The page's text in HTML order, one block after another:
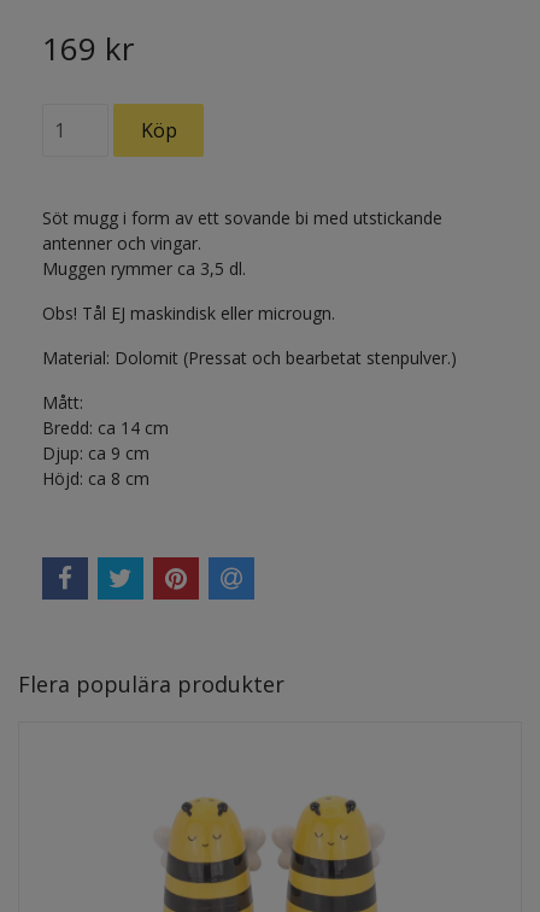
169 kr
Söt mugg i form av ett sovande bi med utstickande
antenner och vingar.
Muggen rymmer ca 3,5 dl.
Obs! Tål EJ maskindisk eller microugn.
Material: Dolomit (Pressat och bearbetat stenpulver.)
Mått:
Bredd: ca 14 cm
Djup: ca 9 cm
Höjd: ca 8 cm
Flera populära produkter